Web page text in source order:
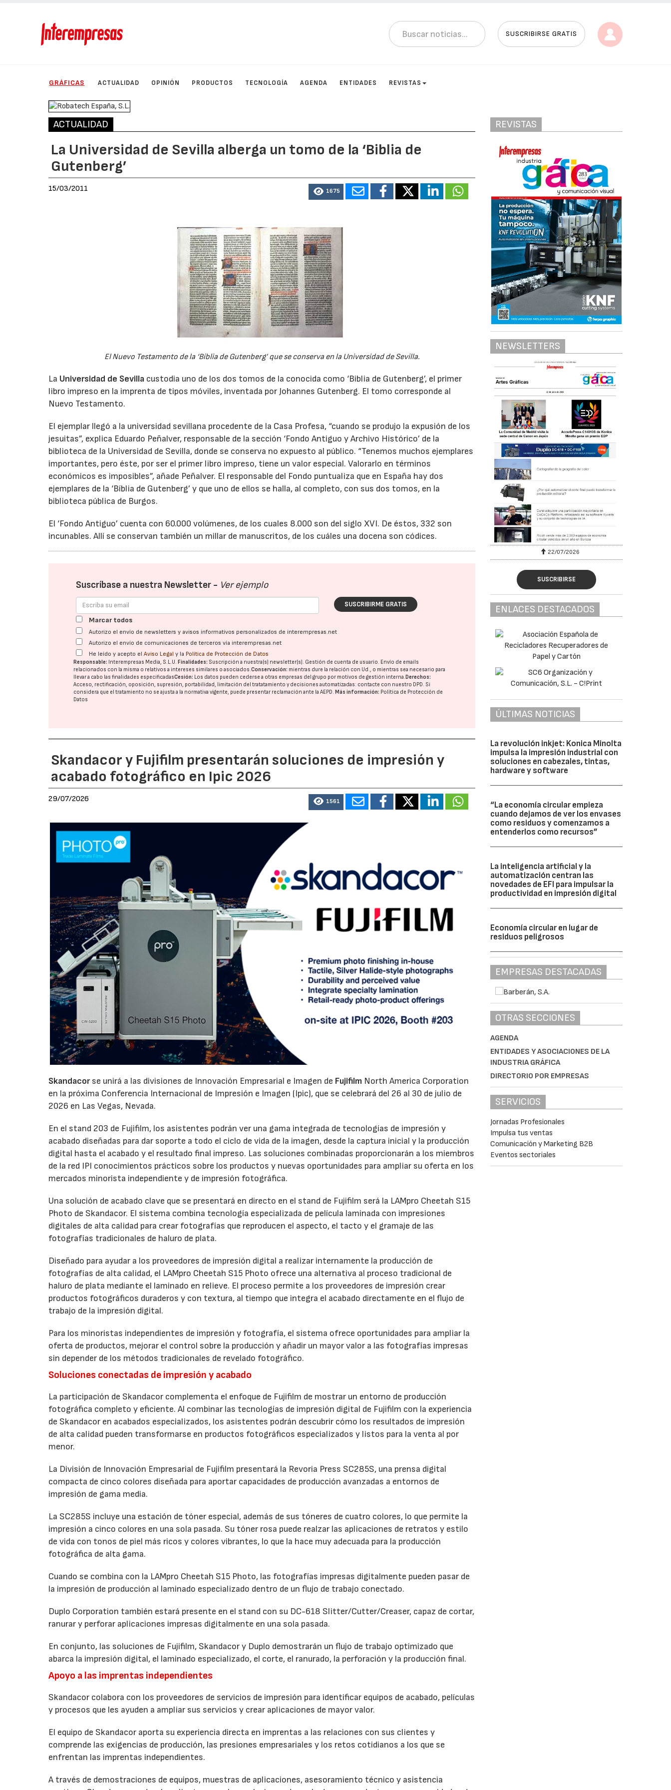
SUSCRIBIRSE GRATIS
GRÁFICAS ACTUALIDAD OPINIÓN PRODUCTOS TECNOLOGÍA AGENDA ENTIDADES REVISTAS
ACTUALIDAD
La Universidad de Sevilla alberga un tomo de la ‘Biblia de
Gutenberg’
15/03/2011 1675
El Nuevo Testamento de la ‘Bíblia de Gutenberg’ que se conserva en la Universidad de Sevilla.
La Universidad de Sevilla custodia uno de los dos tomos de la conocida como ‘Biblia de Gutenberg’, el primer
libro impreso en la imprenta de tipos móviles, inventada por Johannes Gutenberg. El tomo corresponde al
Nuevo Testamento.
El ejemplar llegó a la universidad sevillana procedente de la Casa Profesa, “cuando se produjo la expusión de los
jesuitas”, explica Eduardo Peñalver, responsable de la sección ‘Fondo Antiguo y Archivo Histórico’ de la
biblioteca de la Universidad de Sevilla, donde se conserva no expuesto al público. “Tenemos muchos ejemplares
importantes, pero éste, por ser el primer libro impreso, tiene un valor especial. Valorarlo en términos
económicos es imposibles”, añade Peñalver. El responsable del Fondo puntualiza que en España hay dos
ejemplares de la ‘Bíblia de Gutenberg’ y que uno de ellos se halla, al completo, con sus dos tomos, en la
biblioteca pública de Burgos.
El ‘Fondo Antiguo’ cuenta con 60.000 volúmenes, de los cuales 8.000 son del siglo XVI. De éstos, 332 son
incunables. Allí se conservan también un millar de manuscritos, de los cuáles una docena son códices.
Suscríbase a nuestra Newsletter - Ver ejemplo
SUSCRIBIRME GRATIS
Marcar todos
Autorizo el envío de newsletters y avisos informativos personalizados de interempresas.net
Autorizo el envío de comunicaciones de terceros vía interempresas.net
He leído y acepto elAviso Legal y la Política de Protección de Datos
Responsable: Interempresas Media, S.L.U.Finalidades: Suscripción a nuestra(s) newsletter(s). Gestión de cuenta de usuario. Envío de emails
relacionados con la misma o relativos a intereses similares o asociados.Conservación: mientras dure la relación con Ud., o mientras sea necesario para
llevar a cabo las finalidades especificadasCesión: Los datos pueden cederse a otras empresas del grupo por motivos de gestión interna.Derechos:
Acceso, rectificación, oposición, supresión, portabilidad, limitación del tratatamiento y decisiones automatizadas: contacte con nuestro DPD. Si
considera que el tratamiento no se ajusta a la normativa vigente, puede presentar reclamación ante laAEPD.Más información: Política de Protección de
Datos
Skandacor y Fujifilm presentarán soluciones de impresión y
acabado fotográfico en Ipic 2026
29/07/2026 1561
Skandacorse unirá a las divisiones de Innovación Empresarial e Imagen de Fujifilm North America Corporation
en la próxima Conferencia Internacional de Impresión e Imagen (Ipic), que se celebrará del 26 al 30 de julio de
2026 en Las Vegas, Nevada.
En el stand 203 de Fujifilm, los asistentes podrán ver una gama integrada de tecnologías de impresión y
acabado diseñadas para dar soporte a todo el ciclo de vida de la imagen, desde la captura inicial y la producción
digital hasta el acabado y el resultado final impreso. Las soluciones combinadas proporcionarán a los miembros
de la red IPI conocimientos prácticos sobre los productos y nuevas oportunidades para ampliar su oferta en los
mercados minorista independiente y de impresión fotográfica.
Una solución de acabado clave que se presentará en directo en el stand de Fujifilm será la LAMpro Cheetah S15
Photo de Skandacor. El sistema combina tecnología especializada de película laminada con impresiones
digitales de alta calidad para crear fotografías que reproducen el aspecto, el tacto y el gramaje de las
fotografías tradicionales de haluro de plata.
Diseñado para ayudar a los proveedores de impresión digital a realizar internamente la producción de
fotografías de alta calidad, el LAMpro Cheetah S15 Photo ofrece una alternativa al proceso tradicional de
haluro de plata mediante el laminado en relieve. El proceso permite a los proveedores de impresión crear
productos fotográficos duraderos y con textura, al tiempo que integra el acabado directamente en el flujo de
trabajo de la impresión digital.
Para los minoristas independientes de impresión y fotografía, el sistema ofrece oportunidades para ampliar la
oferta de productos, mejorar el control sobre la producción y añadir un mayor valor a las fotografías impresas
sin depender de los métodos tradicionales de revelado fotográfico.
Soluciones conectadas de impresión y acabado
La participación de Skandacor complementa el enfoque de Fujifilm de mostrar un entorno de producción
fotográfica completo y eficiente. Al combinar las tecnologías de impresión digital de Fujifilm con la experiencia
de Skandacor en acabados especializados, los asistentes podrán descubrir cómo los resultados de impresión
de alta calidad pueden transformarse en productos fotográficos especializados y listos para la venta al por
menor.
La División de Innovación Empresarial de Fujifilm presentará la Revoria Press SC285S, una prensa digital
compacta de cinco colores diseñada para aportar capacidades de producción avanzadas a entornos de
impresión de gama media.
La SC285S incluye una estación de tóner especial, además de sus tóneres de cuatro colores, lo que permite la
impresión a cinco colores en una sola pasada. Su tóner rosa puede realzar las aplicaciones de retratos y estilo
de vida con tonos de piel más ricos y colores vibrantes, lo que la hace muy adecuada para la producción
fotográfica de alta gama.
Cuando se combina con la LAMpro Cheetah S15 Photo, las fotografías impresas digitalmente pueden pasar de
la impresión de producción al laminado especializado dentro de un flujo de trabajo conectado.
Duplo Corporation también estará presente en el stand con su DC-618 Slitter/Cutter/Creaser, capaz de cortar,
ranurar y perforar aplicaciones impresas digitalmente en una sola pasada.
En conjunto, las soluciones de Fujifilm, Skandacor y Duplo demostrarán un flujo de trabajo optimizado que
abarca la impresión digital, el laminado especializado, el corte, el ranurado, la perforación y la producción final.
Apoyo a las imprentas independientes
Skandacor colabora con los proveedores de servicios de impresión para identificar equipos de acabado, películas
y procesos que les ayuden a ampliar sus servicios y crear aplicaciones de mayor valor.
El equipo de Skandacor aporta su experiencia directa en imprentas a las relaciones con sus clientes y
comprende las exigencias de producción, las presiones empresariales y los retos cotidianos a los que se
enfrentan las imprentas independientes.
A través de demostraciones de equipos, muestras de aplicaciones, asesoramiento técnico y asistencia
REVISTAS
NEWSLETTERS
22/07/2026 29/07/2026 22/07/2026
SUSCRIBIRSE
ENLACES DESTACADOS
ÚLTIMAS NOTICIAS
La revolución inkjet: Konica Minolta
impulsa la impresión industrial con
soluciones en cabezales, tintas,
hardware y software
“La economía circular empieza
cuando dejamos de ver los envases
como residuos y comenzamos a
entenderlos como recursos”
La inteligencia artificial y la
automatización centran las
novedades de EFI para impulsar la
productividad en impresión digital
Economía circular en lugar de
residuos peligrosos
EMPRESAS DESTACADAS
OTRAS SECCIONES
AGENDA
ENTIDADES Y ASOCIACIONES DE LA
INDUSTRIA GRÁFICA
DIRECTORIO POR EMPRESAS
SERVICIOS
Jornadas Profesionales
Impulsa tus ventas
Comunicación y Marketing B2B
Eventos sectoriales